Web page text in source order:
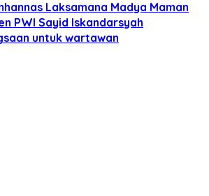
Laksamana Madya Maman
PWI Sayid Iskandarsyah
untuk wartawan